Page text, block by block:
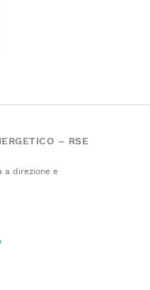
– RSE
a direzione e